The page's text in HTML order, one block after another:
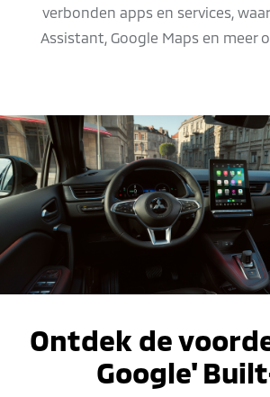
verbonden apps en services,
Assistant, Google Maps en meer
Ontdek de
Google'